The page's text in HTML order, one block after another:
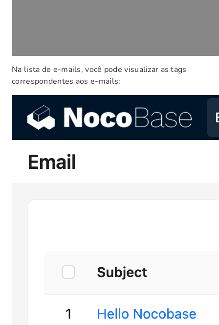
Na lista de e-mails, você pode visualizar as tags
correspondentes aos e-mails: